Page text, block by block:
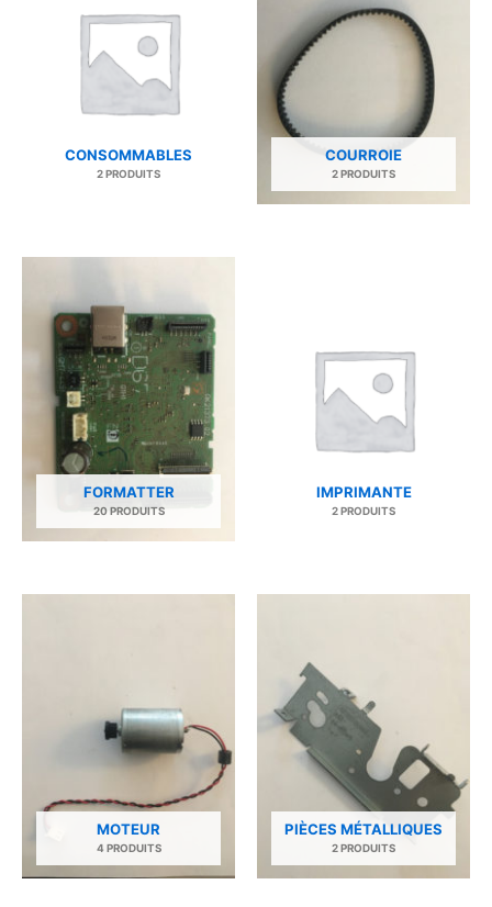
CONSOMMABLES
2 PRODUITS
COURROIE
2 PRODUITS
FORMATTER
20 PRODUITS
IMPRIMANTE
2 PRODUITS
MOTEUR
4 PRODUITS
PIÈCES MÉTALLIQUES
2 PRODUITS